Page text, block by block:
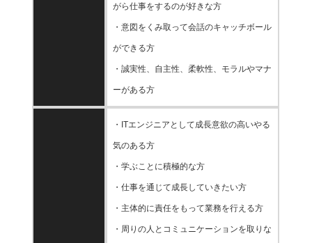
がら仕事をするのが好きな方
・意図をくみ取って会話のキャッチボール
ができる方
・誠実性、自主性、柔軟性、モラルやマナ
ーがある方
・ITエンジニアとして成長意欲の高いやる
気のある方
・学ぶことに積極的な方
・仕事を通じて成長していきたい方
・主体的に責任をもって業務を行える方
・周りの人とコミュニケーションを取りな